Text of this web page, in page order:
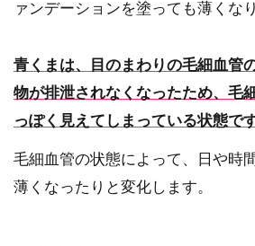
ァンデーションを塗っても薄くな
青くまは、目のまわりの毛細血管
物が排泄されなくなったため、毛
っぽく見えてしまっている状態です
毛細血管の状態によって、日や時
薄くなったりと変化します。